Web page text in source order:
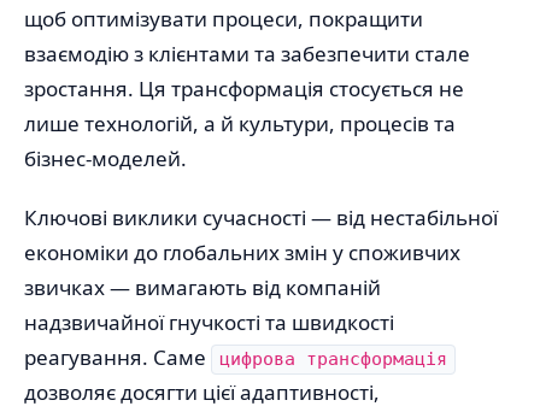
щоб оптимізувати процеси, покращити
взаємодію з клієнтами та забезпечити стале
зростання. Ця трансформація стосується не
лише технологій, а й культури, процесів та
бізнес-моделей.
Ключові виклики сучасності — від нестабільної
економіки до глобальних змін у споживчих
звичках — вимагають від компаній
надзвичайної гнучкості та швидкості
реагування. Саме
цифрова трансформація
дозволяє досягти цієї адаптивності,